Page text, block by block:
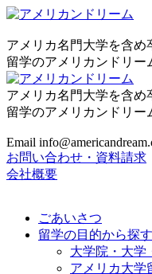
アメリカ名門大学を含め
留学のアメリカンドリー
アメリカ名門大学を含め
留学のアメリカンドリー
Email
お問い合わせ・資料請求
会社概要
ごあいさつ
留学の目的から探す
大学院・大学
アメリカ大学